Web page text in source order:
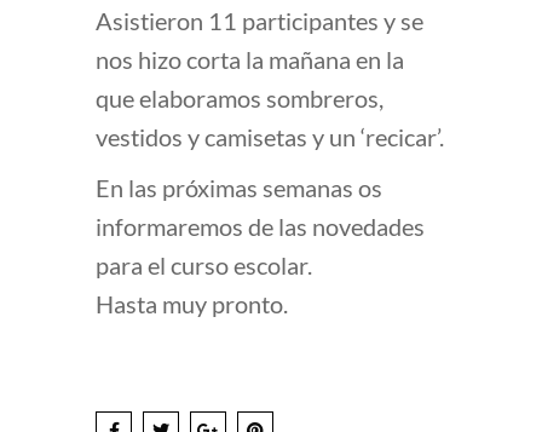
Asistieron 11 participantes y se
nos hizo corta la mañana en la
que elaboramos sombreros,
vestidos y camisetas y un ‘recicar’.
En las próximas semanas os
informaremos de las novedades
para el curso escolar.
Hasta muy pronto.